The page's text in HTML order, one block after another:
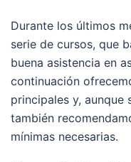
Durante los últimos
serie de cursos, que
buena asistencia en
continuación
principales y, aunque
también
mínimas necesarias.